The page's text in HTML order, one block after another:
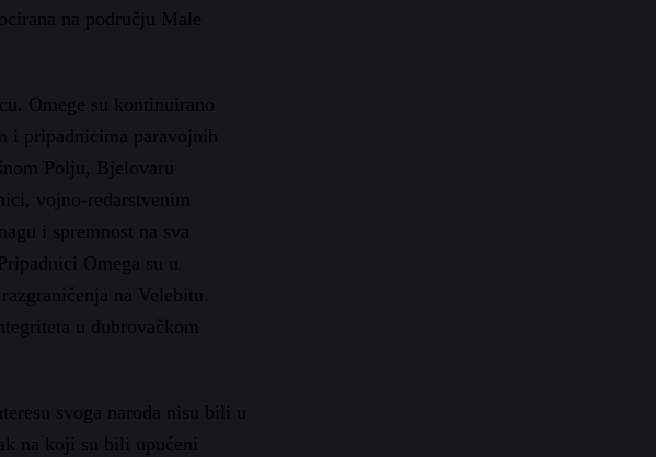
na području Male
Omege su kontinuirano
i pripadnicima paravojnih
Polju, Bjelovaru
vojno-redarstvenim
i spremnost na sva
Omega su u
na Velebitu.
u dubrovačkom
svoga naroda nisu bili u
na koji su bili upućeni